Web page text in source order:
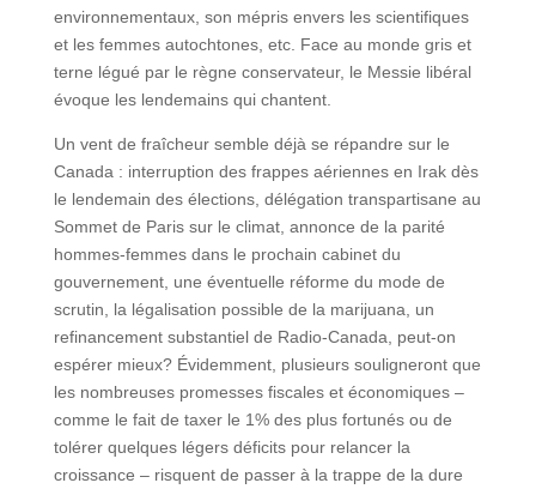
environnementaux, son mépris envers les scientifiques
et les femmes autochtones, etc. Face au monde gris et
terne légué par le règne conservateur, le Messie libéral
évoque les lendemains qui chantent.
Un vent de fraîcheur semble déjà se répandre sur le
Canada : interruption des frappes aériennes en Irak dès
le lendemain des élections, délégation transpartisane au
Sommet de Paris sur le climat, annonce de la parité
hommes-femmes dans le prochain cabinet du
gouvernement, une éventuelle réforme du mode de
scrutin, la légalisation possible de la marijuana, un
refinancement substantiel de Radio-Canada, peut-on
espérer mieux? Évidemment, plusieurs souligneront que
les nombreuses promesses fiscales et économiques –
comme le fait de taxer le 1% des plus fortunés ou de
tolérer quelques légers déficits pour relancer la
croissance – risquent de passer à la trappe de la dure